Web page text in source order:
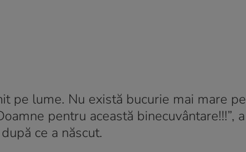
pe lume. Nu există bucurie mai mare pe
pentru această binecuvântare!!!”, a
ce a născut.